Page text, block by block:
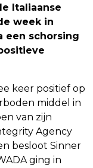
Italiaanse
week in
een schorsing
keer positief op
middel in
van zijn
Agency
besloot Sinner
ging in